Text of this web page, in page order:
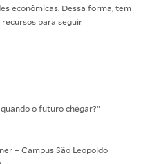
econômicas. Dessa forma, tem
para seguir
o futuro chegar?”
– Campus São Leopoldo